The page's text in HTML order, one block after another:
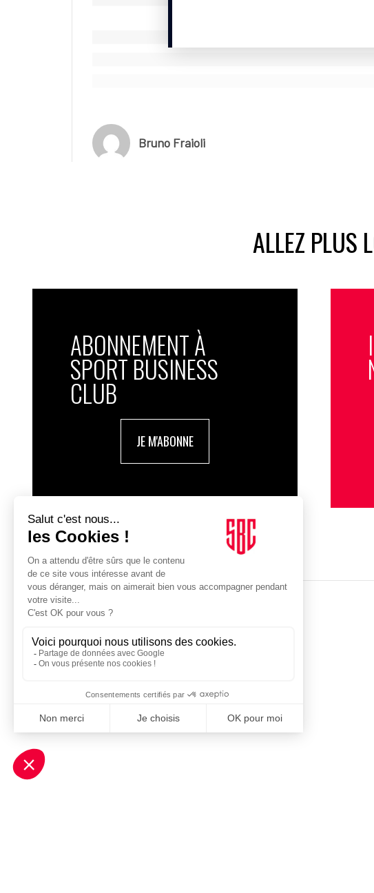
Bruno Fraioli
ALLEZ PLUS
ABONNEMENT À
SPORT BUSINESS
CLUB
JE M'ABONNE